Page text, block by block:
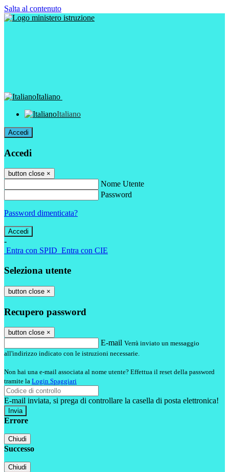
Salta al contenuto
Italiano
Italiano
Accedi
Accedi
button close ×
Nome Utente
Password
Password dimenticata?
-
Entra con SPID Entra con CIE
Seleziona utente
button close ×
Recupero password
button close ×
E-mail Verrà inviato un messaggio
all'indirizzo indicato con le istruzioni necessarie.
Non hai una e-mail associata al nome utente? Effettua il reset della password
tramite la Login Spaggiari
E-mail inviata, si prega di controllare la casella di posta elettronica!
Errore
Chiudi
Successo
Chiudi